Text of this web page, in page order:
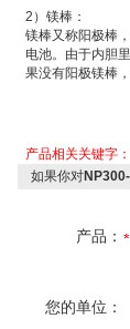
2 ） 镁棒：
镁棒又称阳极棒
电池。由于内胆
果没有阳极镁棒
产品相关关键字：
如果你对
产品：
您的单位：